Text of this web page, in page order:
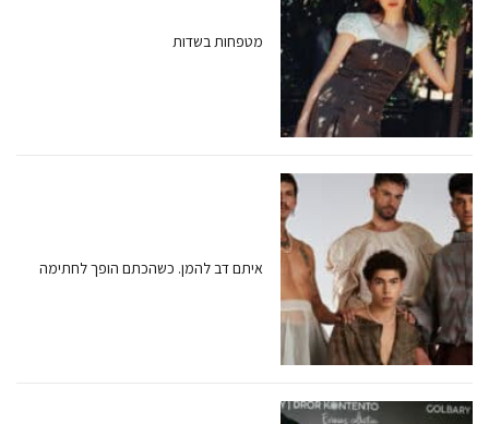
מטפחות בשדות
איתם דב להמן. כשהכתם הופך לחתימה